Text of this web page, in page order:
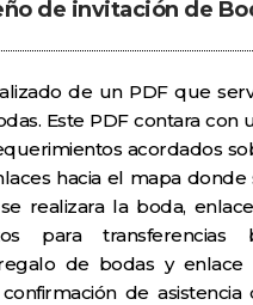
de invitación de
de un PDF que
Este PDF contara con
acordados
hacia el mapa donde
realizara la boda,
para transferencias
de bodas y enlace
de asistencia